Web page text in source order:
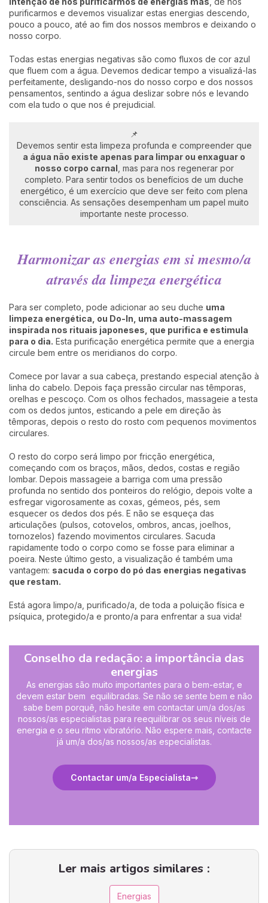
purificarmos e devemos visualizar estas energias descendo,
pouco a pouco, até ao fim dos nossos membros e deixando o
nosso corpo.
Todas estas energias negativas são como fluxos de cor azul
que fluem com a água. Devemos dedicar tempo a visualizá-las
perfeitamente, desligando-nos do nosso corpo e dos nossos
pensamentos, sentindo a água deslizar sobre nós e levando
com ela tudo o que nos é prejudicial.
📌
Devemos sentir esta limpeza profunda e compreender que
a água não existe apenas para limpar ou enxaguar o
nosso corpo carnal , mas para nos regenerar por
completo. Para sentir todos os benefícios de um duche
energético, é um exercício que deve ser feito com plena
consciência. As sensações desempenham um papel muito
importante neste processo.
Harmonizar as energias em si mesmo/a
através da limpeza energética
Para ser completo, pode adicionar ao seu duche uma
limpeza energética, ou Do-In, uma auto-massagem
inspirada nos rituais japoneses, que purifica e estimula
para o dia. Esta purificação energética permite que a energia
circule bem entre os meridianos do corpo.
Comece por lavar a sua cabeça, prestando especial atenção à
linha do cabelo. Depois faça pressão circular nas têmporas,
orelhas e pescoço. Com os olhos fechados, massageie a testa
com os dedos juntos, esticando a pele em direção às
têmporas, depois o resto do rosto com pequenos movimentos
circulares.
O resto do corpo será limpo por fricção energética,
começando com os braços, mãos, dedos, costas e região
lombar. Depois massageie a barriga com uma pressão
profunda no sentido dos ponteiros do relógio, depois volte a
esfregar vigorosamente as coxas, gémeos, pés, sem
esquecer os dedos dos pés. E não se esqueça das
articulações (pulsos, cotovelos, ombros, ancas, joelhos,
tornozelos) fazendo movimentos circulares. Sacuda
rapidamente todo o corpo como se fosse para eliminar a
poeira. Neste último gesto, a visualização é também uma
vantagem: sacuda o corpo do pó das energias negativas
que restam.
Está agora limpo/a, purificado/a, de toda a poluição física e
psíquica, protegido/a e pronto/a para enfrentar a sua vida!
Conselho da redação: a importância das
energias
As energias são muito importantes para o bem-estar, e
devem estar bem equilibradas. Se não se sente bem e não
sabe bem porquê, não hesite em contactar um/a dos/as
nossos/as especialistas para reequilibrar os seus níveis de
energia e o seu ritmo vibratório. Não espere mais, contacte
já um/a dos/as nossos/as especialistas.
Contactar um/a Especialista
Ler mais artigos similares :
Energias